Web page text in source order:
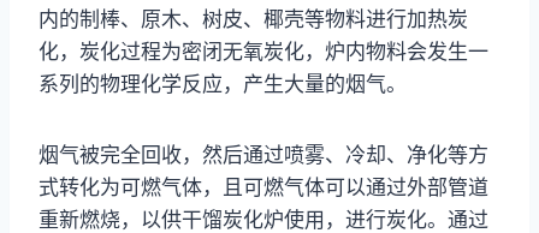
内的制棒、原木、树皮、椰壳等物料进行加热炭
化，炭化过程为密闭无氧炭化，炉内物料会发生一
系列的物理化学反应，产生大量的烟气。
烟气被完全回收，然后通过喷雾、冷却、净化等方
式转化为可燃气体，且可燃气体可以通过外部管道
重新燃烧，以供干馏炭化炉使用，进行炭化。通过